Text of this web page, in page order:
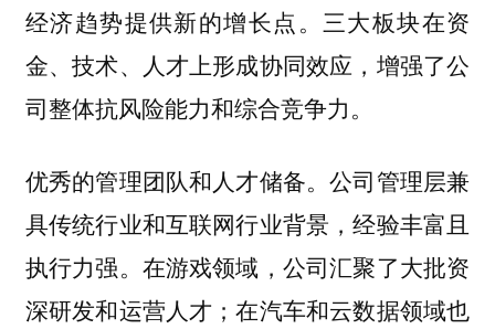
经济趋势提供新的增长点。三大板块在资
金、技术、人才上形成协同效应，增强了公
司整体抗风险能力和综合竞争力。
优秀的管理团队和人才储备。公司管理层兼
具传统行业和互联网行业背景，经验丰富且
执行力强。在游戏领域，公司汇聚了大批资
深研发和运营人才；在汽车和云数据领域也